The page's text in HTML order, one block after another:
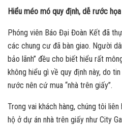
Hiểu méo mó quy định, dễ rước
Phóng viên Báo Đại Đoàn Kết đã
các chung cư đã bàn giao. Người
bảo lãnh” đều cho biết hiểu rất
không hiểu gì về quy định này, do
nước nên cứ mua “nhà trên giấy”.
Trong vai khách hàng, chúng tôi
hộ ở dự án nhà trên giấy như City